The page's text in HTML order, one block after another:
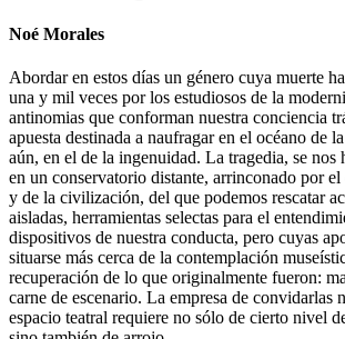
Noé Morales
Abordar en estos días un género cuya muerte
una y mil veces por los estudiosos de la
antinomias que conforman nuestra conciencia
apuesta destinada a naufragar en el océano de
aún, en el de la ingenuidad. La tragedia, se nos
en un conservatorio distante, arrinconado por
y de la civilización, del que podemos rescatar
aisladas, herramientas selectas para el
dispositivos de nuestra conducta, pero cuyas
situarse más cerca de la contemplación
recuperación de lo que originalmente fueron:
carne de escenario. La empresa de convidarlas
espacio teatral requiere no sólo de cierto nivel